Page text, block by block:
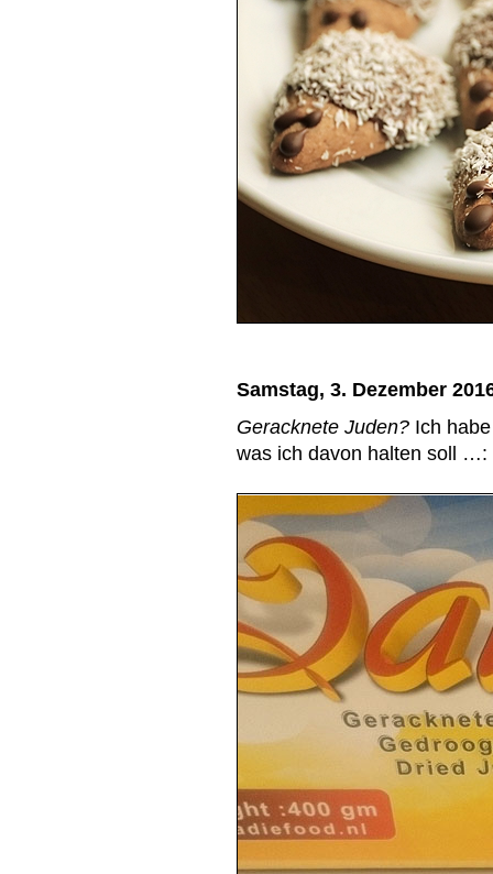
Samstag, 3. Dezember
Geracknete Juden? Ich
was ich davon halten soll …: